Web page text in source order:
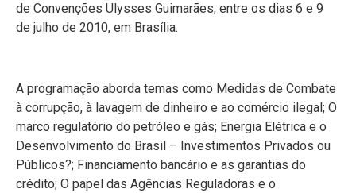
de Convenções Ulysses Guimarães, entre os dias 6 e 9
de julho de 2010, em Brasília.
A programação aborda temas como Medidas de Combate
à corrupção, à lavagem de dinheiro e ao comércio ilegal; O
marco regulatório do petróleo e gás; Energia Elétrica e o
Desenvolvimento do Brasil – Investimentos Privados ou
Públicos?; Financiamento bancário e as garantias do
crédito; O papel das Agências Reguladoras e o